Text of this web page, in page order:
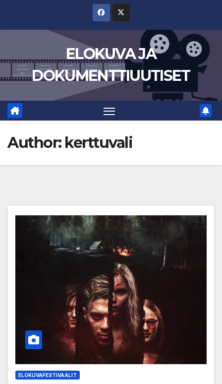
ELOKUVA JA
DOKUMENTTIUUTISET
Author: kerttuvali
ELOKUVAFESTIVAALIT